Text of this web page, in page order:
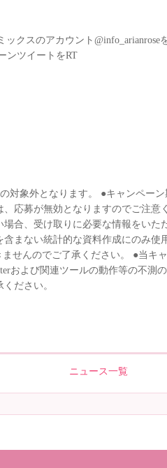
クスのアカウント@info_arianrose
ンツイートをRT
対象外となります。 ●キャンペー
応募が無効となりますのでご注
合、受け取りに必要な情報をい
まない統計的な資料作成にのみ
せんのでご了承ください。 ●当キ
および関連ツールの動作等の不測
ださい。
ニュース一覧